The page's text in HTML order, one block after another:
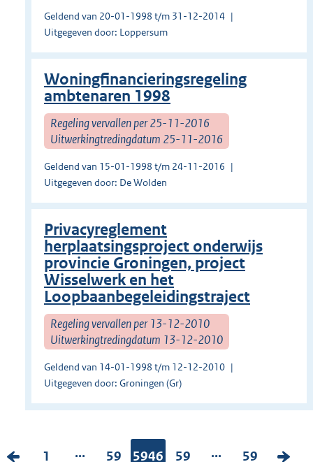
Geldend van 20-01-1998 t/m 31-12-2014
Uitgegeven door: Loppersum
Woningfinancieringsregeling
ambtenaren 1998
Regeling vervallen per 25-11-2016
Uitwerkingtredingdatum 25-11-2016
Geldend van 15-01-1998 t/m 24-11-2016
Uitgegeven door: De Wolden
Privacyreglement
herplaatsingsproject onderwijs
provincie Groningen, project
Wisselwerk en het
Loopbaanbegeleidingstraject
Regeling vervallen per 13-12-2010
Uitwerkingtredingdatum 13-12-2010
Geldend van 14-01-1998 t/m 12-12-2010
Uitgegeven door: Groningen (Gr)
V
P
1 ...
P
59
Pagina:
5946
P
59
...
P
59
V